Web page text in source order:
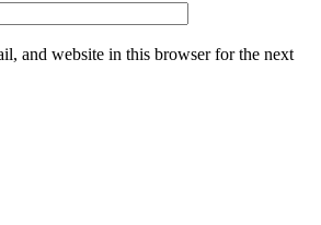
and website in this browser for the next